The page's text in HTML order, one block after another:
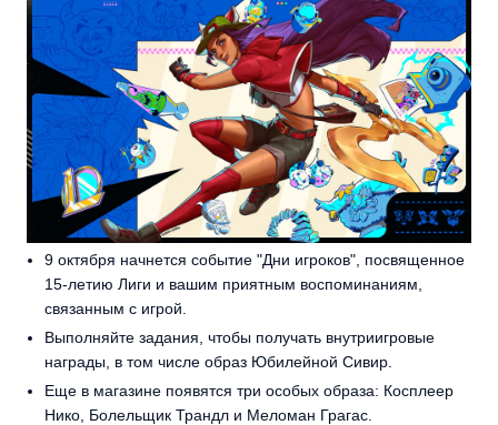
9 октября начнется событие "Дни игроков", посвященное
15-летию Лиги и вашим приятным воспоминаниям,
связанным с игрой.
Выполняйте задания, чтобы получать внутриигровые
награды, в том числе образ Юбилейной Сивир.
Еще в магазине появятся три особых образа: Косплеер
Нико, Болельщик Трандл и Меломан Грагас.